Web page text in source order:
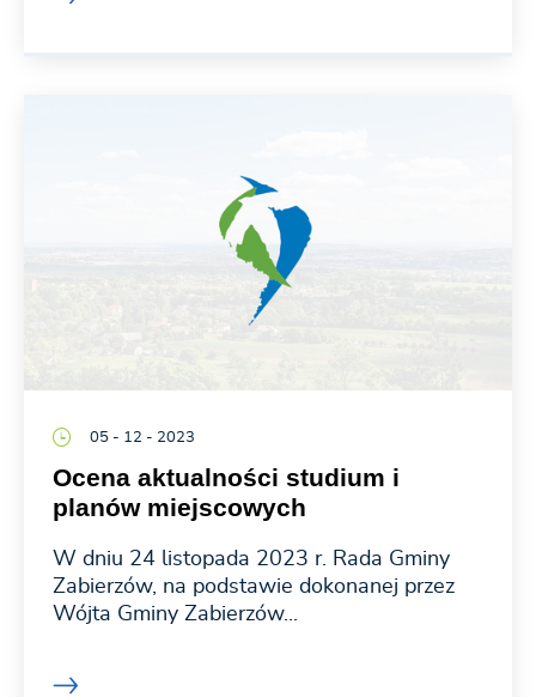
05 - 12 - 2023
Ocena aktualności studium i
planów miejscowych
W dniu 24 listopada 2023 r. Rada Gminy
Zabierzów, na podstawie dokonanej przez
Wójta Gminy Zabierzów...